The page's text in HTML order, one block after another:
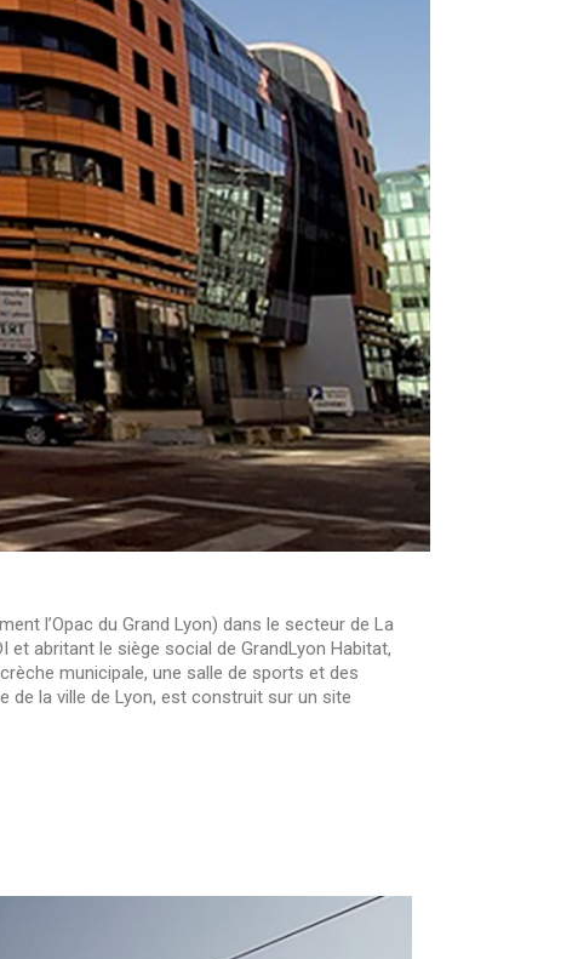
l’Opac du Grand Lyon) dans le secteur de La
et abritant le siège social de GrandLyon Habitat,
municipale, une salle de sports et des
la ville de Lyon, est construit sur un site